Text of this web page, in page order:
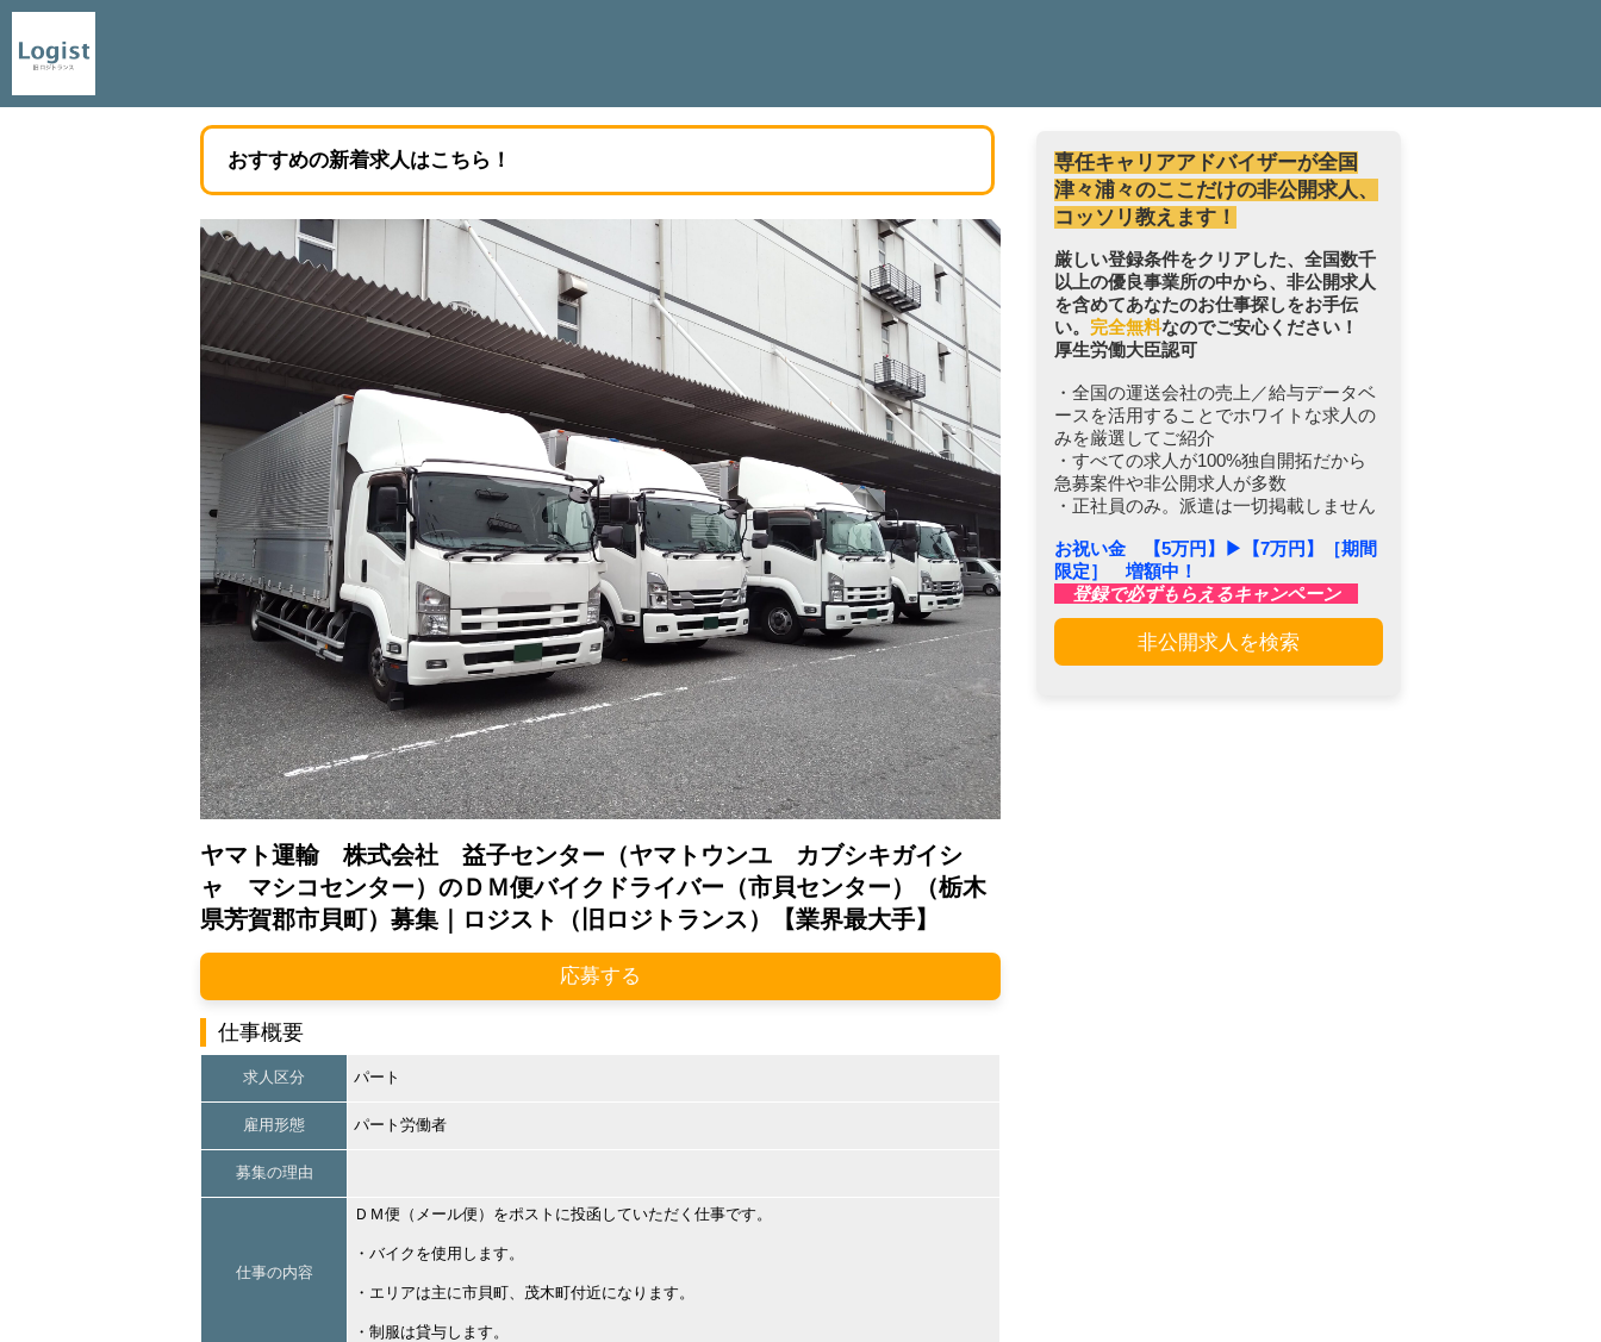
おすすめの新着求人はこちら！
ヤマト運輸 株式会社 益子センター（ヤマトウンユ カブシキガイシ
ャ マシコセンター）のＤＭ便バイクドライバー（市貝センター）（栃木
県芳賀郡市貝町）募集｜ロジスト（旧ロジトランス）【業界最大手】
応募する
仕事概要
求人区分 パート
雇用形態 パート労働者
募集の理由
仕事の内容
ＤＭ便（メール便）をポストに投函していただく仕事です。
・バイクを使用します。
・エリアは主に市貝町、茂木町付近になります。
・制服は貸与します。
専任キャリアアドバイザーが全国
津々浦々のここだけの非公開求人、
コッソリ教えます！
厳しい登録条件をクリアした、全国数千
以上の優良事業所の中から、非公開求人
を含めてあなたのお仕事探しをお手伝
い。 完全無料なのでご安心ください！
厚生労働大臣認可
・全国の運送会社の売上／給与データベ
ースを活用することでホワイトな求人の
みを厳選してご紹介
・すべての求人が100%独自開拓だから
急募案件や非公開求人が多数
・正社員のみ。派遣は一切掲載しません
お祝い金 【5万円】▶︎【7万円】［期間
限定］ 増額中！
登録で必ずもらえるキャンペーン
非公開求人を検索